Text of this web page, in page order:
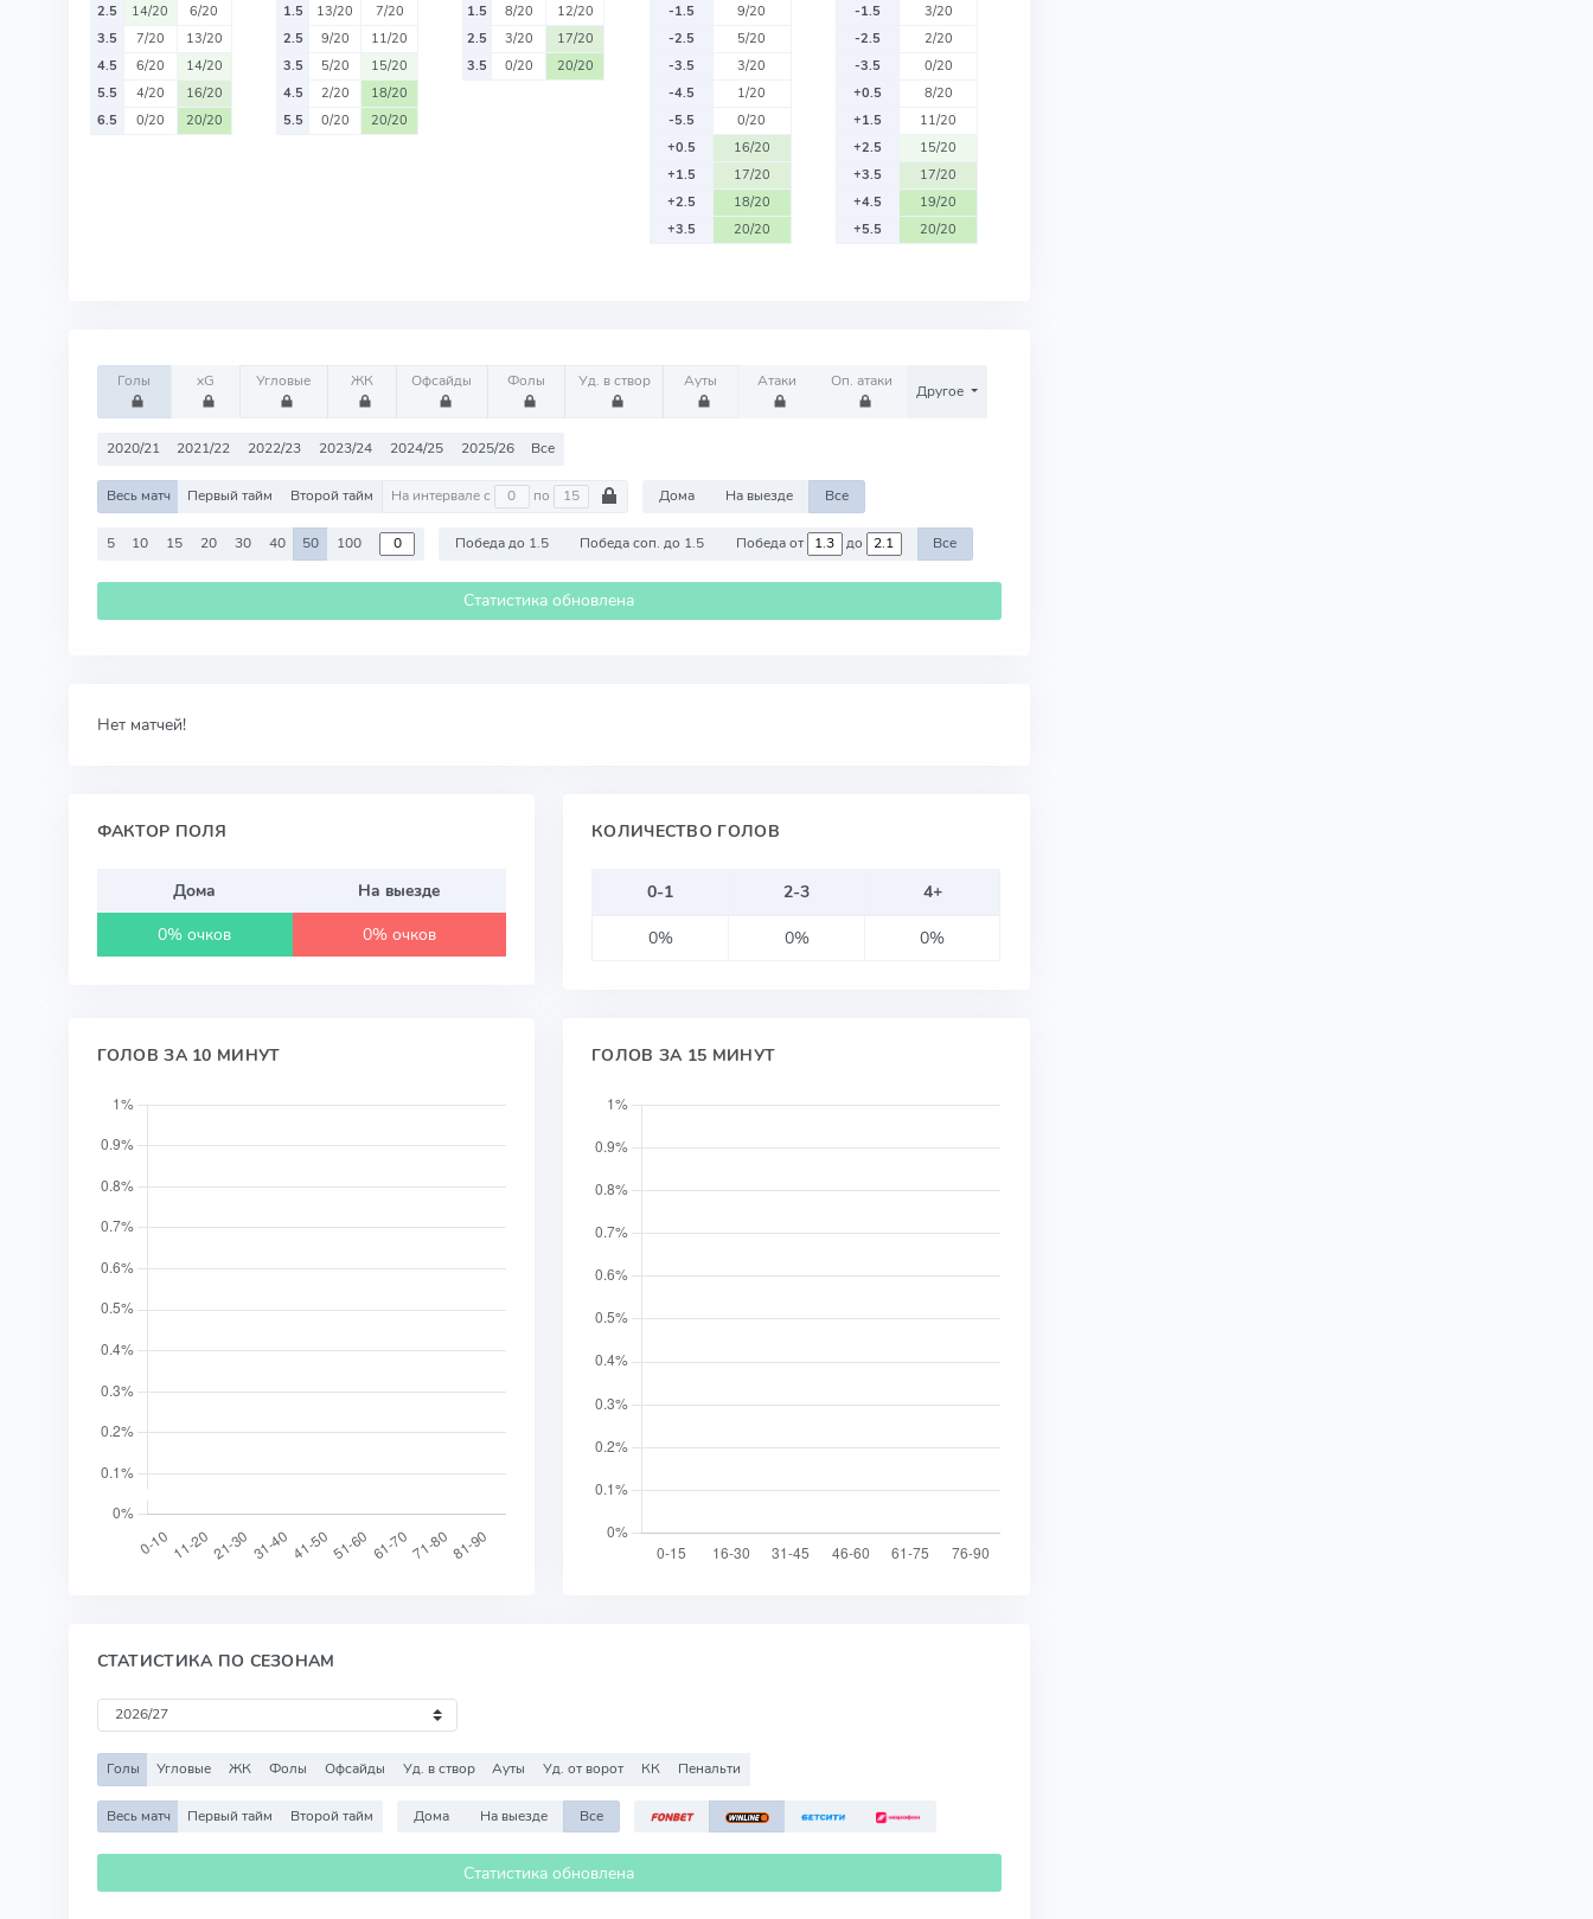
2.5
14/20
6/20
3.5
7/20
13/20
4.5
6/20
14/20
5.5
4/20
16/20
6.5
0/20 20/20
1.5
13/20
7/20
2.5
9/20
11/20
3.5
5/20
15/20
4.5
2/20
18/20
5.5
0/20 20/20
1.5
8/20
12/20
2.5
3/20
17/20
3.5
0/20 20/20
-1.5
9/20
-2.5
5/20
-3.5
3/20
-4.5
1/20
-5.5
0/20
+0.5
16/20
+1.5
17/20
+2.5
18/20
+3.5
20/20
-1.5
3/20
-2.5
2/20
-3.5
0/20
+0.5
8/20
+1.5
11/20
+2.5
15/20
+3.5
17/20
+4.5
19/20
+5.5
20/20
Голы xG Угловые ЖК Офсайды Фолы Уд. в створ Ауты Атаки Оп. атаки
Другое
2020/21 2021/22 2022/23 2023/24 2024/25 2025/26 Все
Весь матч Первый тайм Второй тайм На интервале с по Дома На выезде Все
5 10 15 20 30 40 50 100 Победа до 1.5 Победа соп. до 1.5 Победа от до Все
Статистика обновлена
Нет матчей!
ФАКТОР ПОЛЯ
Дома
На выезде
0% очков
0% очков
КОЛИЧЕСТВО ГОЛОВ
0-1 2-3
4+
0%
0% 0%
ГОЛОВ ЗА 10 МИНУТ ГОЛОВ ЗА 15 МИНУТ
СТАТИСТИКА ПО СЕЗОНАМ
Голы Угловые ЖК Фолы Офсайды Уд. в створ Ауты Уд. от ворот КК Пенальти
Весь матч Первый тайм Второй тайм Дома На выезде Все
Статистика обновлена